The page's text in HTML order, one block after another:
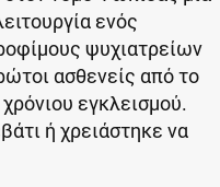
ενός
ψυχιατρείων
ασθενείς από το
εγκλεισμού.
ή χρειάστηκε να